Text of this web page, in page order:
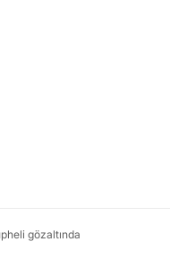
gözaltında